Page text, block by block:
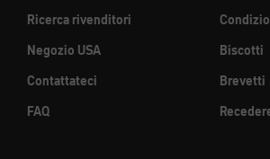
Ricerca rivenditori
Negozio USA
Contattateci
FAQ
Biscotti
Brevetti